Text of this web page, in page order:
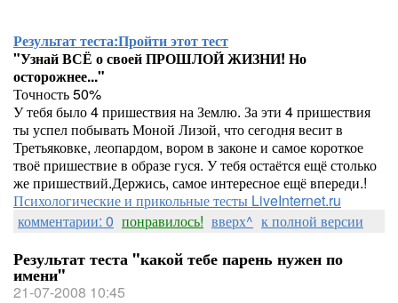
Результат теста:Пройти этот тест
"Узнай ВСЁ о своей ПРОШЛОЙ ЖИЗНИ! Но
осторожнее..."
Точность 50%
У тебя было 4 пришествия на Землю. За эти 4 пришествия
ты успел побывать Моной Лизой, что сегодня весит в
Третьяковке, леопардом, вором в законе и самое короткое
твоё пришествие в образе гуся. У тебя остаётся ещё столько
же пришествий.Держись, самое интересное ещё впереди.!
Психологические и прикольные тесты LiveInternet.ru
комментарии: 0 понравилось! вверх^ к полной версии
Результат теста "какой тебе парень нужен по
имени"
21-07-2008 10:45